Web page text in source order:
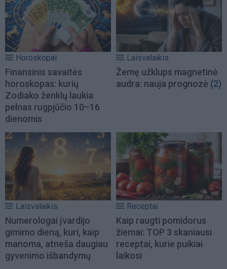
Horoskopai
Finansinis savaitės
horoskopas: kurių
Zodiako ženklų laukia
pelnas rugpjūčio 10–16
dienomis
Laisvalaikis
Žemę užklups magnetinė
audra: nauja prognozė (2)
Laisvalaikis
Numerologai įvardijo
gimimo dieną, kuri, kaip
manoma, atneša daugiau
gyvenimo išbandymų
Receptai
Kaip raugti pomidorus
žiemai: TOP 3 skaniausi
receptai, kurie puikiai
laikosi